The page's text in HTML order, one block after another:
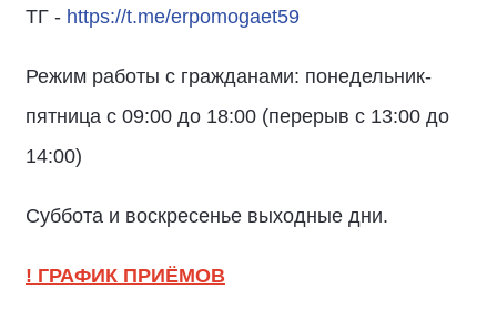
ТГ - https://t.me/erpomogaet59
Режим работы с гражданами: понедельник-
пятница с 09:00 до 18:00 (перерыв с 13:00 до
14:00)
Суббота и воскресенье выходные дни.
! ГРАФИК ПРИЁМОВ